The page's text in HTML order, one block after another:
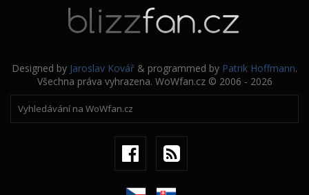
Designed by Jaroslav Kovář & programmed by Patrik Hoffmann.
Všechna práva vyhrazena. WoWfan.cz © 2006 - 2026